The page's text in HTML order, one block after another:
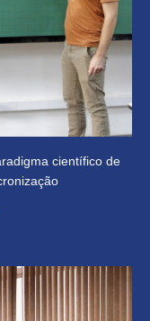
científico de